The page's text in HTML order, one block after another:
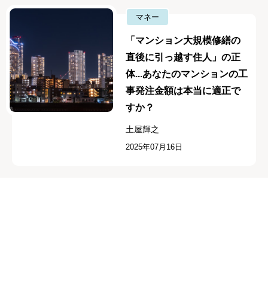
マネー
「マンション大規模修繕の
直後に引っ越す住人」の正
体...あなたのマンションの工
事発注金額は本当に適正で
すか？
土屋輝之
2025年07月16日